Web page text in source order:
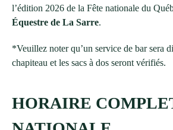
l’édition 2026 de la Fête nationale du
Équestre de La Sarre.
*Veuillez noter qu’un service de bar sera
chapiteau et les sacs à dos seront vérifiés.
HORAIRE